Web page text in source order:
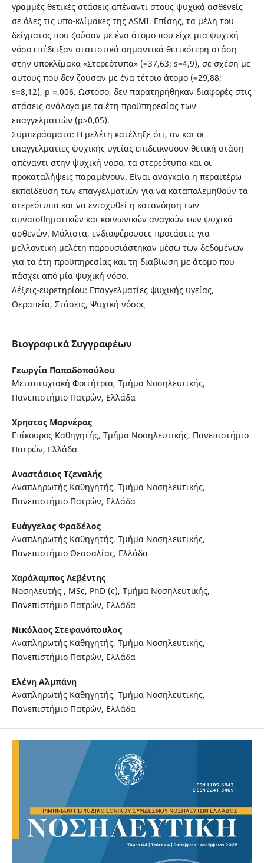
γραμμές θετικές στάσεις απέναντι στους ψυχικά ασθενείς
σε όλες τις υπο-κλίμακες της ASMI. Επίσης, τα μέλη του
δείγματος που ζούσαν με ένα άτομο που είχε μια ψυχική
νόσο επέδειξαν στατιστικά σημαντικά θετικότερη στάση
στην υποκλίμακα «Στερεότυπα» (=37,63; s=4,9), σε σχέση με
αυτούς που δεν ζούσαν με ένα τέτοιο άτομο (=29,88;
s=8,12), p =,006. Ωστόσο, δεν παρατηρήθηκαν διαφορές στις
στάσεις ανάλογα με τα έτη προϋπηρεσίας των
επαγγελματιών (p>0,05).
Συμπεράσματα: Η μελέτη κατέληξε ότι, αν και οι
επαγγελματίες ψυχικής υγείας επιδεικνύουν θετική στάση
απέναντι στην ψυχική νόσο, τα στερεότυπα και οι
προκαταλήψεις παραμένουν. Είναι αναγκαία η περαιτέρω
εκπαίδευση των επαγγελματιών για να καταπολεμηθούν τα
στερεότυπα και να ενισχυθεί η κατανόηση των
συναισθηματικών και κοινωνικών αναγκών των ψυχικά
ασθενών. Μάλιστα, ενδιαφέρουσες προτάσεις για
μελλοντική μελέτη παρουσιάστηκαν μέσω των δεδομένων
για τα έτη προϋπηρεσίας και τη διαβίωση με άτομο που
πάσχει από μία ψυχική νόσο.
Λέξεις-ευρετηρίου: Επαγγελματίες ψυχικής υγείας,
Θεραπεία, Στάσεις, Ψυχική νόσος
Βιογραφικά Συγγραφέων
Γεωργία Παπαδοπούλου
Μεταπτυχιακή Φοιτήτρια, Τμήμα Νοσηλευτικής,
Πανεπιστήμιο Πατρών, Ελλάδα
Χρηστος Μαρνέρας
Επίκουρος Καθηγητής, Τμήμα Νοσηλευτικής, Πανεπιστήμιο
Πατρών, Ελλάδα
Αναστάσιος Τζεναλής
Αναπληρωτής Καθηγητής, Τμήμα Νοσηλευτικής,
Πανεπιστήμιο Πατρών, Ελλάδα
Ευάγγελος Φραδέλος
Αναπληρωτής Καθηγητής, Τμήμα Νοσηλευτικής,
Πανεπιστήμιο Θεσσαλίας, Ελλάδα
Χαράλαμπος Λεβέντης
Νοσηλευτής , MSc, PhD (c), Τμήμα Νοσηλευτικής,
Πανεπιστήμιο Πατρών, Ελλάδα
Νικόλαος Στεφανόπουλος
Αναπληρωτής Καθηγητής, Τμήμα Νοσηλευτικής,
Πανεπιστήμιο Πατρών, Ελλάδα
Ελένη Αλμπάνη
Αναπληρωτής Καθηγητής, Τμήμα Νοσηλευτικής,
Πανεπιστήμιο Πατρών, Ελλάδα